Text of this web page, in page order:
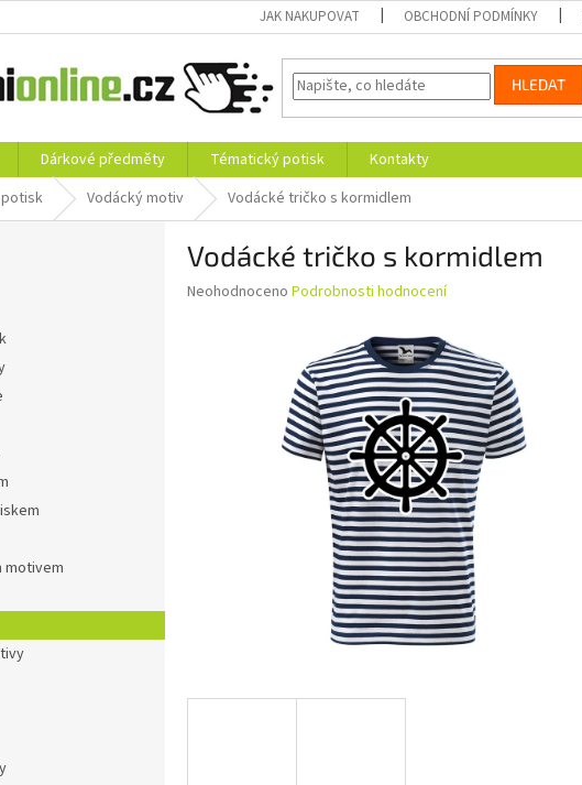
JAK NAKUPOVAT OBCHODNÍ PODMÍNKY
HLEDAT
Dárkové předměty Tématický potisk
Kontakty
Vodácký motiv Vodácké tričko s kormidlem
motivem
Vodácké tričko s kormidlem
Průměrné
Neohodnoceno Podrobnosti hodnocení